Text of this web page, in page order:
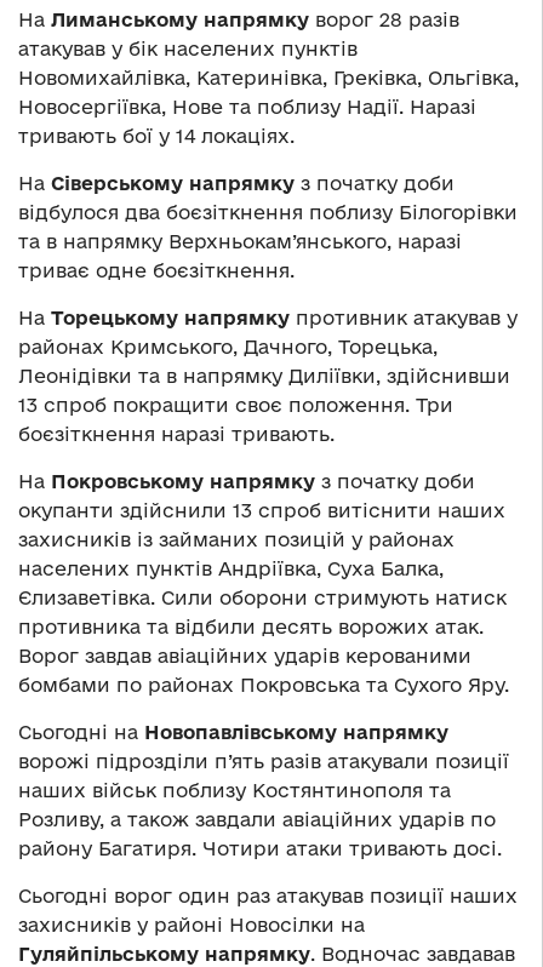
На Лиманському напрямку ворог 28 разів
атакував у бік населених пунктів
Новомихайлівка, Катеринівка, Греківка, Ольгівка,
Новосергіївка, Нове та поблизу Надії. Наразі
тривають бої у 14 локаціях.
На Сіверському напрямку з початку доби
відбулося два боєзіткнення поблизу Білогорівки
та в напрямку Верхньокам’янського, наразі
триває одне боєзіткнення.
На Торецькому напрямку противник атакував у
районах Кримського, Дачного, Торецька,
Леонідівки та в напрямку Диліївки, здійснивши
13 спроб покращити своє положення. Три
боєзіткнення наразі тривають.
На Покровському напрямку з початку доби
окупанти здійснили 13 спроб витіснити наших
захисників із займаних позицій у районах
населених пунктів Андріївка, Суха Балка,
Єлизаветівка. Сили оборони стримують натиск
противника та відбили десять ворожих атак.
Ворог завдав авіаційних ударів керованими
бомбами по районах Покровська та Сухого Яру.
Сьогодні на Новопавлівському напрямку
ворожі підрозділи п’ять разів атакували позиції
наших військ поблизу Костянтинополя та
Розливу, а також завдали авіаційних ударів по
району Багатиря. Чотири атаки тривають досі.
Сьогодні ворог один раз атакував позиції наших
захисників у районі Новосілки на
Гуляйпільському напрямку. Водночас завдавав